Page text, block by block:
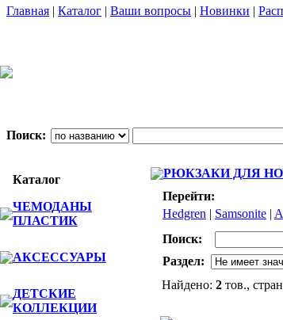
Главная | Каталог | Ваши вопросы | Новинки |
Поиск:
Каталог
ЧЕМОДАНЫ
ПЛАСТИК
АКСЕССУАРЫ
ДЕТСКИЕ
КОЛЛЕКЦИИ
РЮКЗАКИ ДЛЯ
Перейти:
Hedgren | Samsonite |
Поиск:
Раздел:
Найдено: 2 тов.,